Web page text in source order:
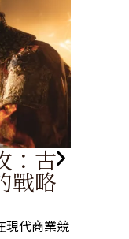
：古
戰略
現代商業競